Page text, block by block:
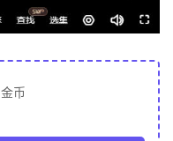
金币